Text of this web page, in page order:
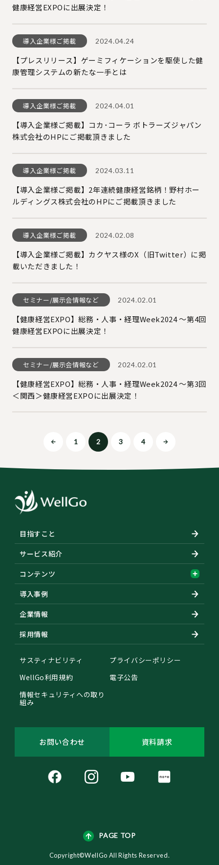
健康経営EXPOに出展決定！
導入企業様ご掲載 2024.04.24
【プレスリリース】ゲーミフィケーションを駆使した健
康管理システムの新たな一手とは
導入企業様ご掲載 2024.04.01
【導入企業様ご掲載】コカ･コーラ ボトラーズジャパン
株式会社のHPにご掲載頂きました
導入企業様ご掲載 2024.03.11
【導入企業様ご掲載】2年連続健康経営銘柄！野村ホー
ルディングス株式会社のHPにご掲載頂きました
導入企業様ご掲載 2024.02.08
【導入企業様ご掲載】カクヤス様のX（旧Twitter）に掲
載いただきました！
セミナー/展示会情報など 2024.02.01
【健康経営EXPO】総務・人事・経理Week2024 〜第4回
健康経営EXPOに出展決定！
セミナー/展示会情報など 2024.02.01
【健康経営EXPO】総務・人事・経理Week2024 〜第3回
＜関西＞健康経営EXPOに出展決定！
1 2 3 4
目指すこと
サービス紹介
コンテンツ
導入事例
企業情報
採用情報
サスティナビリティ
プライバシーポリシー
WellGo利用規約
電子公告
情報セキュリティへの取り
組み
お問い合わせ 資料請求
Copyright©WellGo All Rights Reserved.
PAGE TOP